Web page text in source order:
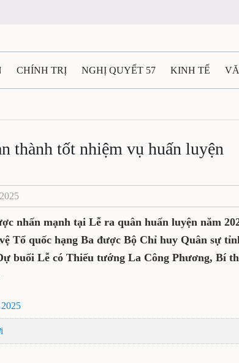
CHÍNH TRỊ NGHỊ QUYẾT 57 KINH TẾ
TÀI NGUYÊN - MÔI TRƯỜNG THỂ THAO
thành tốt nhiệm vụ huấn luyện
nhấn mạnh tại Lễ ra quân huấn luyện năm
Tổ quốc hạng Ba được Bộ Chỉ huy Quân sự
buổi Lễ có Thiếu tướng La Công Phương, Bí